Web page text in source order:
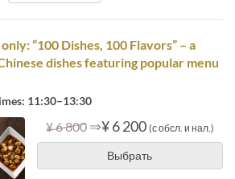
“100 Dishes, 100 Flavors” – a
dishes featuring popular menu
11:30–13:30
¥ 6 800 ⇒¥ 6 200 (с обсл. и нал.)
Выбрать